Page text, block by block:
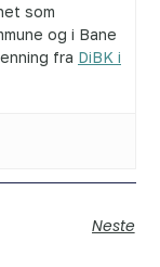
som
og i Bane
fra DiBK i
Neste